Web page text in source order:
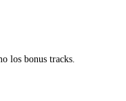
los bonus tracks.